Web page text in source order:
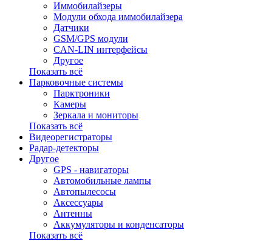
Иммобилайзеры
Модули обхода иммобилайзера
Датчики
GSM/GPS модули
CAN-LIN интерфейсы
Другое
Показать всё
Парковочные системы
Парктроники
Камеры
Зеркала и мониторы
Показать всё
Видеорегистраторы
Радар-детекторы
Другое
GPS - навигаторы
Автомобильные лампы
Автопылесосы
Аксессуары
Антенны
Аккумуляторы и конденсаторы
Показать всё